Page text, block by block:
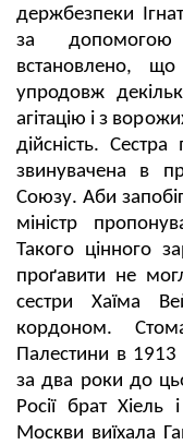
держбезпеки
за допомогою
встановлено,
упродовж
агітацію і з
дійсність.
звинувачена в
Союзу. Аби
міністр
Такого цінного
проґавити не
сестри Хаїма
кордоном.
Палестини в 1913
за два роки до
Росії брат
Москви виїхала